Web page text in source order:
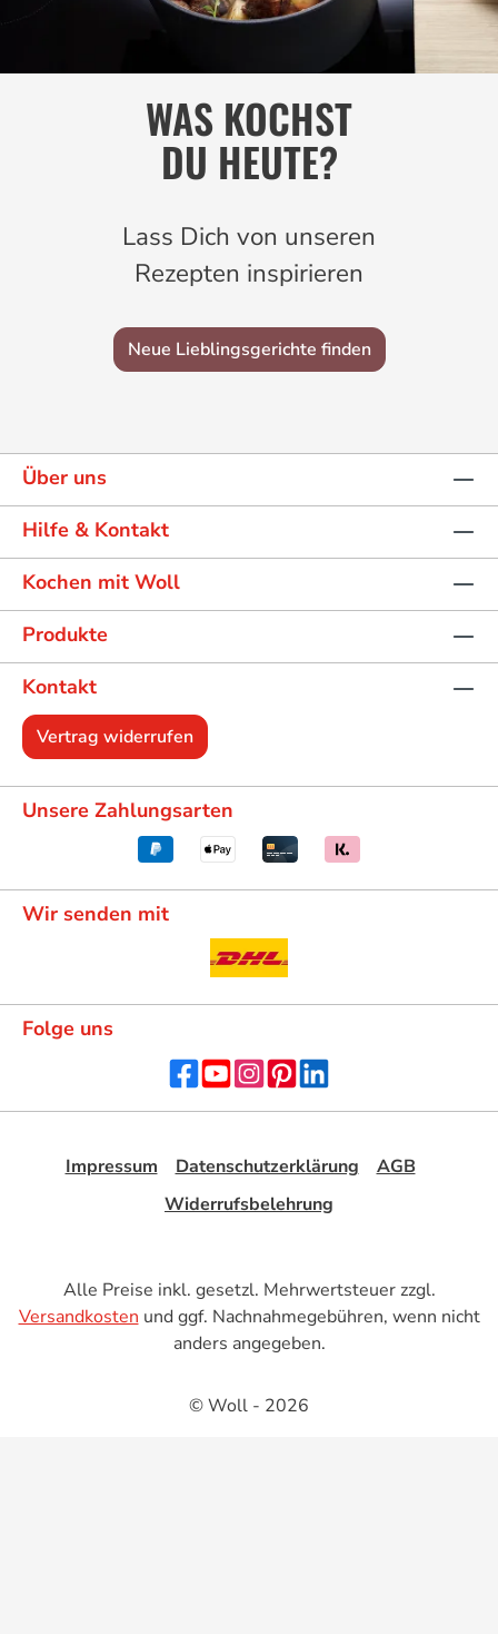
WAS KOCHST
DU HEUTE?
Lass Dich von unseren
Rezepten inspirieren
Neue Lieblingsgerichte finden
Über uns
Hilfe & Kontakt
Kochen mit Woll
Produkte
Kontakt
Vertrag widerrufen
Unsere Zahlungsarten
Wir senden mit
Folge uns
Impressum Datenschutzerklärung
AGB
Widerrufsbelehrung
Alle Preise inkl. gesetzl. Mehrwertsteuer zzgl.
Versandkosten und ggf. Nachnahmegebühren, wenn nicht
anders angegeben.
© Woll - 2026